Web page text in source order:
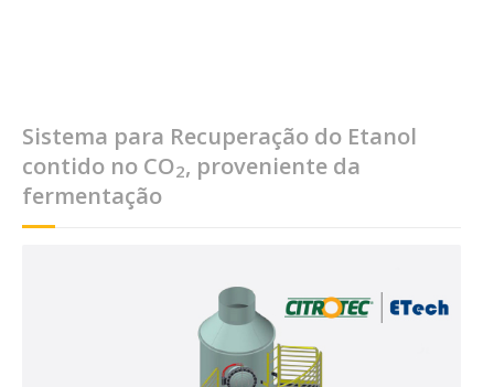
Sistema para Recuperação do Etanol
contido no CO2, proveniente da
fermentação